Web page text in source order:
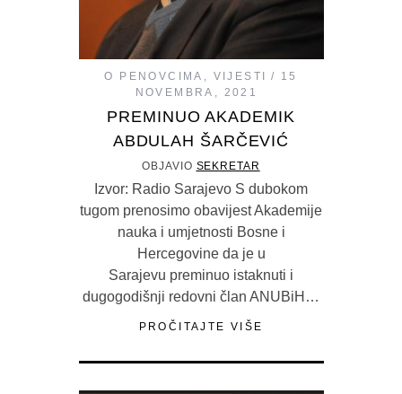
O PENOVCIMA , VIJESTI
15
NOVEMBRA, 2021
PREMINUO AKADEMIK
ABDULAH ŠARČEVIĆ
OBJAVIO SEKRETAR
Izvor: Radio Sarajevo S dubokom
tugom prenosimo obavijest Akademije
nauka i umjetnosti Bosne i
Hercegovine da je u
Sarajevu preminuo istaknuti i
dugogodišnji redovni član ANUBiH…
PROČITAJTE VIŠE